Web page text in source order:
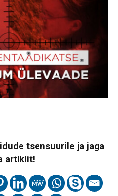
tsensuurile ja jaga
artiklit!